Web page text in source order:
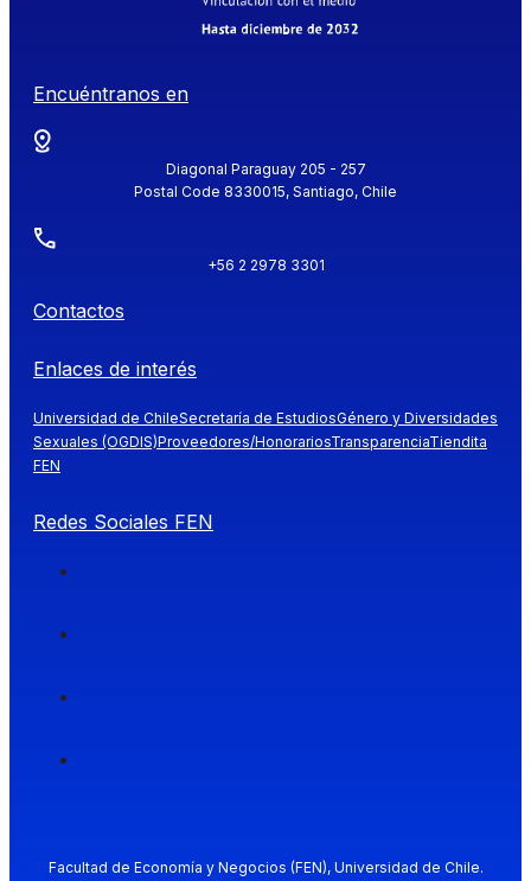
Encuéntranos en
Diagonal Paraguay 205 - 257
Postal Code 8330015, Santiago, Chile
+56 2 2978 3301
Contactos
Enlaces de interés
Universidad de ChileSecretaría de EstudiosGénero y Diversidades
Sexuales (OGDIS)Proveedores/HonorariosTransparenciaTiendita
FEN
Redes Sociales FEN
Facultad de Economía y Negocios (FEN), Universidad de Chile.